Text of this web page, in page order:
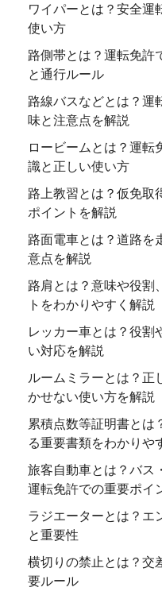
ワイパーとは？安全運
使い方
路側帯とは？運転免許
と通行ルール
路線バスなどとは？運
味と注意点を解説
ロービームとは？運転
識と正しい使い方
路上教習とは？仮免取
ポイントを解説
路面電車とは？道路を
意点を解説
路肩とは？意味や役割
トをわかりやすく解説
レッカー車とは？役割
い対応を解説
ルームミラーとは？正
かせない使い方を解説
累積点数等証明書とは
る重要書類をわかりや
旅客自動車とは？バス
運転免許での重要ポイ
ラジエーターとは？エ
と重要性
横切りの禁止とは？交
要ルール